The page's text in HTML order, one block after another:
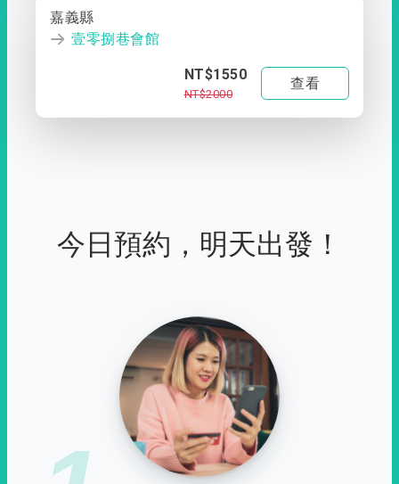
嘉義縣
壹零捌巷會館
NT$1550
NT$2000
查看
今日預約，明天出發！